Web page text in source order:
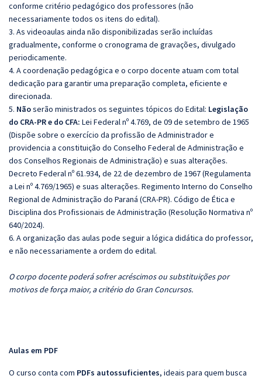
conforme critério pedagógico dos professores (não
necessariamente todos os itens do edital).
3. As videoaulas ainda não disponibilizadas serão incluídas
gradualmente, conforme o cronograma de gravações, divulgado
periodicamente.
4. A coordenação pedagógica e o corpo docente atuam com total
dedicação para garantir uma preparação completa, eficiente e
direcionada.
5. Nãoserão ministrados os seguintes tópicos do Edital: Legislação
do CRA-PR e do CFA: Lei Federal nº 4.769, de 09 de setembro de 1965
(Dispõe sobre o exercício da profissão de Administrador e
providencia a constituição do Conselho Federal de Administração e
dos Conselhos Regionais de Administração) e suas alterações.
Decreto Federal nº 61.934, de 22 de dezembro de 1967 (Regulamenta
a Lei nº 4.769/1965) e suas alterações. Regimento Interno do Conselho
Regional de Administração do Paraná (CRA-PR). Código de Ética e
Disciplina dos Profissionais de Administração (Resolução Normativa nº
640/2024).
6. A organização das aulas pode seguir a lógica didática do professor,
e não necessariamente a ordem do edital.
O corpo docente poderá sofrer acréscimos ou substituições por
motivos de força maior, a critério do Gran Concursos.
Aulas em PDF
O curso conta com PDFs autossuficientes, ideais para quem busca